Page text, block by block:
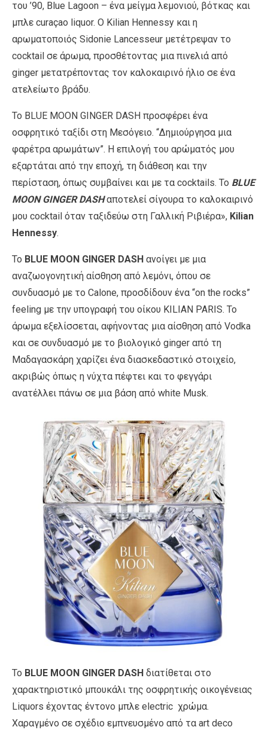
του ’90, Blue Lagoon – ένα μείγμα λεμονιού, βότκας και
μπλε curaçao liquor. Ο Kilian Hennessy και η
αρωματοποιός Sidonie Lancesseur μετέτρεψαν το
cocktail σε άρωμα, προσθέτοντας μια πινελιά από
ginger μετατρέποντας τον καλοκαιρινό ήλιο σε ένα
ατελείωτο βράδυ.
Το BLUE MOON GINGER DASH προσφέρει ένα
οσφρητικό ταξίδι στη Μεσόγειο. “Δημιούργησα μια
φαρέτρα αρωμάτων”. Η επιλογή του αρώματός μου
εξαρτάται από την εποχή, τη διάθεση και την
περίσταση, όπως συμβαίνει και με τα cocktails. Το BLUE
MOON GINGER DASHαποτελεί σίγουρα το καλοκαιρινό
μου cocktail όταν ταξιδεύω στη Γαλλική Ριβιέρα», Kilian
Hennessy.
Το BLUE MOON GINGER DASH ανοίγει με μια
αναζωογονητική αίσθηση από λεμόνι, όπου σε
συνδυασμό με το Calone, προσδίδουν ένα “on the rocks”
feeling με την υπογραφή του οίκου KILIAN PARIS. Το
άρωμα εξελίσσεται, αφήνοντας μια αίσθηση από Vodka
και σε συνδυασμό με το βιολογικό ginger από τη
Μαδαγασκάρη χαρίζει ένα διασκεδαστικό στοιχείο,
ακριβώς όπως η νύχτα πέφτει και το φεγγάρι
ανατέλλει πάνω σε μια βάση από white Musk.
Το BLUE MOON GINGER DASH διατίθεται στο
χαρακτηριστικό μπουκάλι της οσφρητικής οικογένειας
Liquors έχοντας έντονο μπλε electric χρώμα.
Χαραγμένο σε σχέδιο εμπνευσμένο από τα art deco